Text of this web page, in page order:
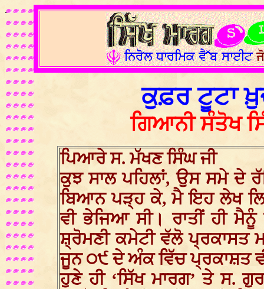
.
ਕੁਫ਼ਰ ਟੂਟਾ
ਗਿਆਨੀ ਸੰਤੋਖ
ਪਿਆਰੇ ਸ. ਮੱਖਣ ਸਿੰਘ ਜੀ
ਕੁਝ ਸਾਲ ਪਹਿਲਾਂ, ਉਸ ਸਮੇ ਦੇ
ਬਿਆਨ ਪੜ੍ਹ ਕੇ, ਮੈ ਇਹ ਲੇਖ
ਵੀ ਭੇਜਿਆ ਸੀ। ਰਾਤੀਂ ਹੀ
ਸ਼੍ਰੋਮਣੀ ਕਮੇਟੀ ਵੱਲੋ ਪ੍ਰਕਾਸਤ
ਜੂਨ ੦੯ ਦੇ ਅੰਕ ਵਿੱਚ ਪ੍ਰਕਾਸ਼ਤ
ਹੁਣੇ ਹੀ ‘ਸਿੱਖ ਮਾਰਗ’ ਤੇ ਸ.